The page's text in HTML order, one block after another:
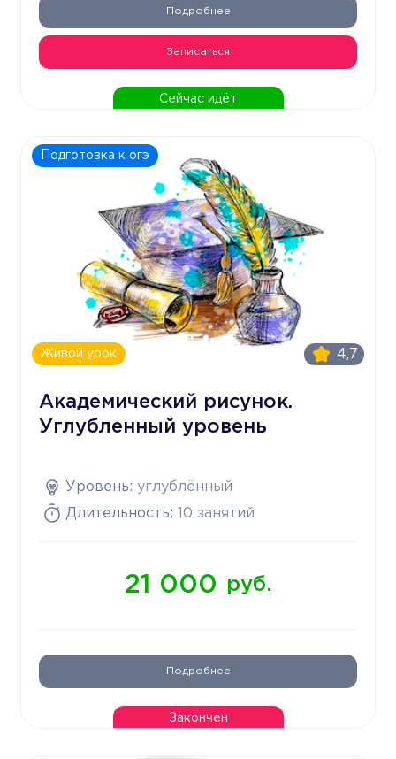
Подробнее
Записаться
Сейчас идёт
Подготовка к огэ
Живой урок 4,7
Академический рисунок.
Углубленный уровень
Уровень: углублённый
Длительность:
10 занятий
21 000 руб.
Подробнее
Закончен